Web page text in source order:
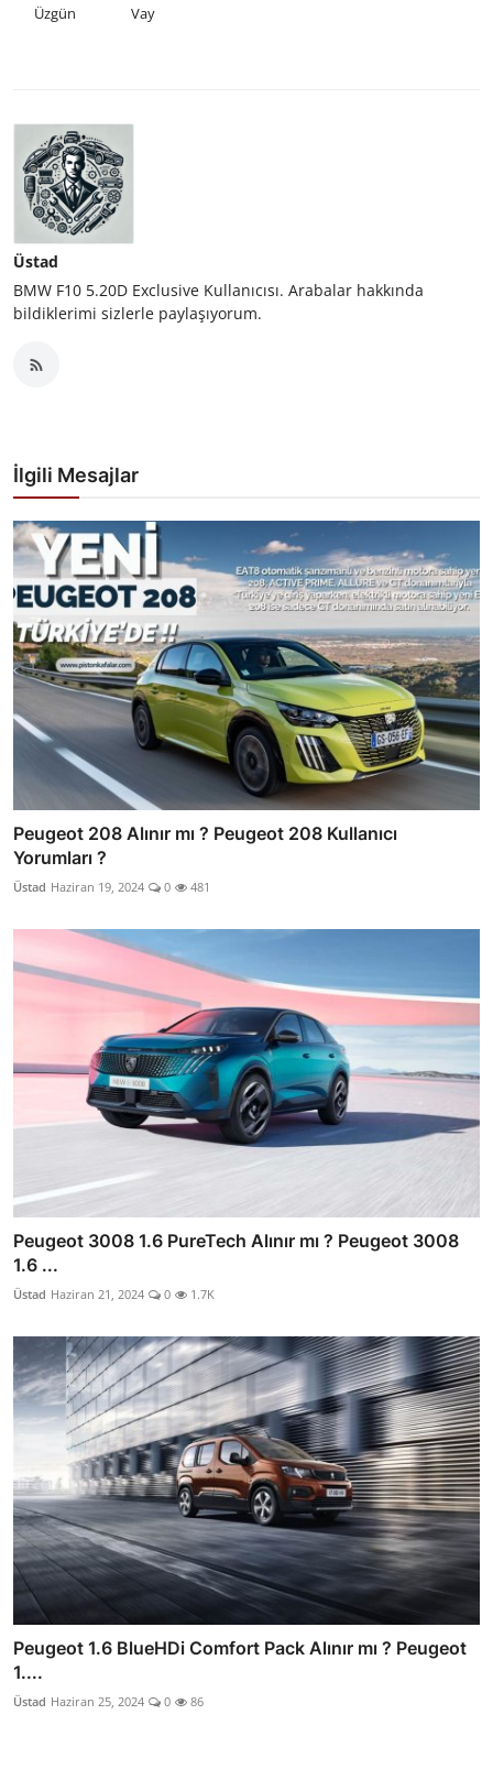
Üzgün Vay
Üstad
BMW F10 5.20D Exclusive Kullanıcısı. Arabalar hakkında
bildiklerimi sizlerle paylaşıyorum.
İlgili Mesajlar
Peugeot 208 Alınır mı ? Peugeot 208 Kullanıcı
Yorumları ?
Üstad Haziran 19, 2024 0 481
Peugeot 3008 1.6 PureTech Alınır mı ? Peugeot 3008
1.6 ...
Üstad Haziran 21, 2024 0 1.7K
Peugeot 1.6 BlueHDi Comfort Pack Alınır mı ? Peugeot
1....
Üstad Haziran 25, 2024 0 86